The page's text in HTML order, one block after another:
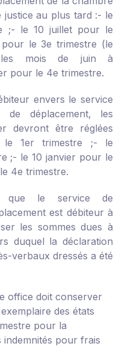
justice au plus tard :- le
;- le 10 juillet pour le
le 3e trimestre (le
mois de juin à
pour le 4e trimestre.
envers le service
de déplacement, les
devront être réglées
le 1er trimestre ;- le
;- le 10 janvier pour le
4e trimestre.
que le service de
est débiteur à
les sommes dues à
duquel la déclaration
verbaux dressés a été
office doit conserver
des états
pour la
indemnités pour frais